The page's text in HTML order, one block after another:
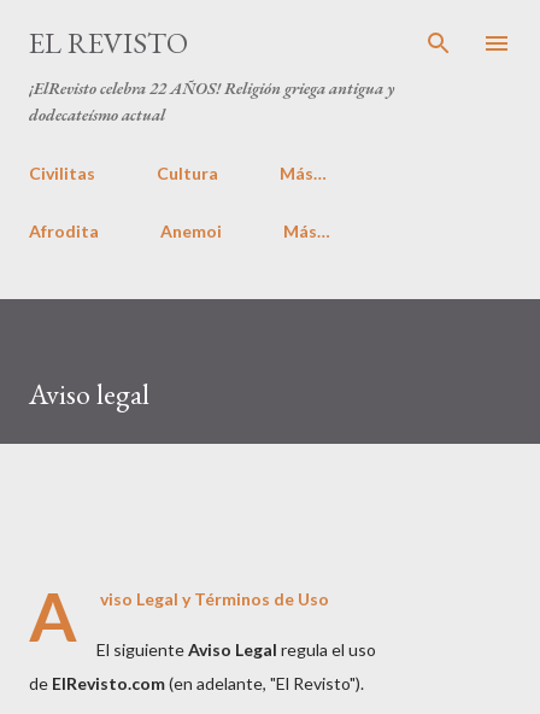
EL REVISTO
¡ElRevisto celebra22 AÑOS! Religión griega antigua y
dodecateísmo actual
Civilitas Cultura Más…
Afrodita Anemoi Más…
Aviso legal
A viso Legal y Términos de Uso
El siguienteAviso Legal regula el uso
de ElRevisto.com(en adelante, "El Revisto").